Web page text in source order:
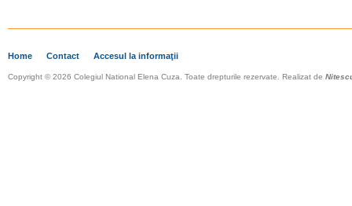
Home Contact Accesul la informaţii
Copyright © 2026 Colegiul National Elena Cuza. Toate drepturile rezervate. Realizat de